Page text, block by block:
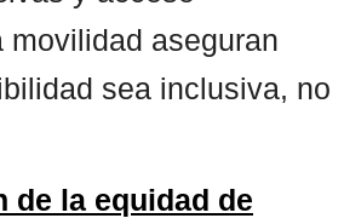
movilidad aseguran
sea inclusiva, no
de la equidad de